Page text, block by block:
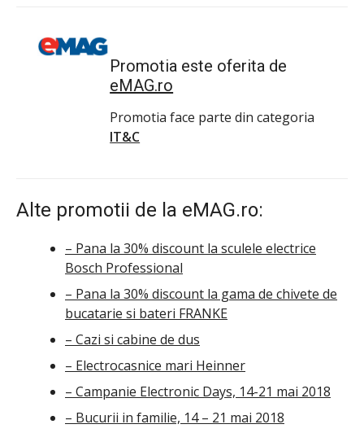
Promotia este oferita de
eMAG.ro
Promotia face parte din categoria
IT&C
Alte promotii de la eMAG.ro:
– Pana la 30% discount la sculele electrice
Bosch Professional
– Pana la 30% discount la gama de chivete de
bucatarie si bateri FRANKE
– Cazi si cabine de dus
– Electrocasnice mari Heinner
– Campanie Electronic Days, 14-21 mai 2018
– Bucurii in familie, 14 – 21 mai 2018